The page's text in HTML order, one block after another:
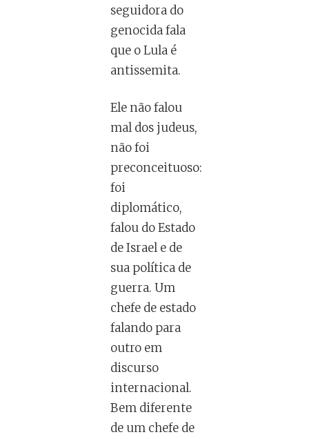
seguidora do
genocida fala
que o Lula é
antissemita.
Ele não falou
mal dos judeus,
não foi
preconceituoso:
foi
diplomático,
falou do Estado
de Israel e de
sua política de
guerra. Um
chefe de estado
falando para
outro em
discurso
internacional.
Bem diferente
de um chefe de